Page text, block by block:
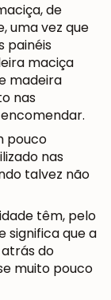
de
uma vez que
painéis
maciça
madeira
nas
pouco
nas
talvez não
têm, pelo
significa que a
do
muito pouco